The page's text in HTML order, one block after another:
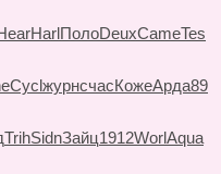
HarlПолоDeuxCameTes
CyclжурнсчасКожеАрда89
TrihSidnЗайц1912WorlAqua